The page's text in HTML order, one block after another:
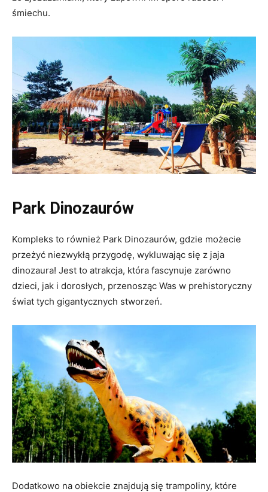
śmiechu.
Park Dinozaurów
Kompleks to również Park Dinozaurów, gdzie możecie
przeżyć niezwykłą przygodę, wykluwając się z jaja
dinozaura! Jest to atrakcja, która fascynuje zarówno
dzieci, jak i dorosłych, przenosząc Was w prehistoryczny
świat tych gigantycznych stworzeń.
Dodatkowo na obiekcie znajdują się trampoliny, które